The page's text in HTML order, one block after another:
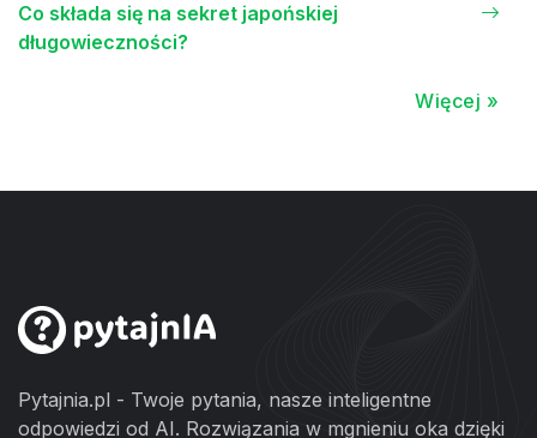
Co składa się na sekret japońskiej
długowieczności?
Więcej »
Pytajnia.pl - Twoje pytania, nasze inteligentne
odpowiedzi od AI. Rozwiązania w mgnieniu oka dzięki